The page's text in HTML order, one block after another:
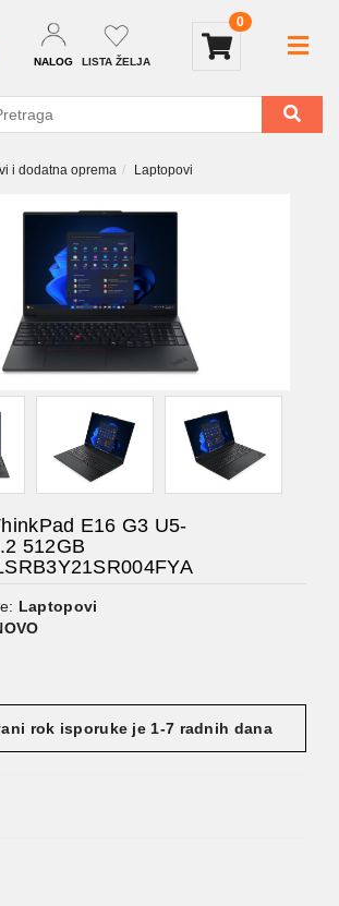
NALOG LISTA ŽELJA
0
i dodatna oprema Laptopovi
E16 G3 U5-
512GB
Laptopovi
rok isporuke je 1-7 radnih dana